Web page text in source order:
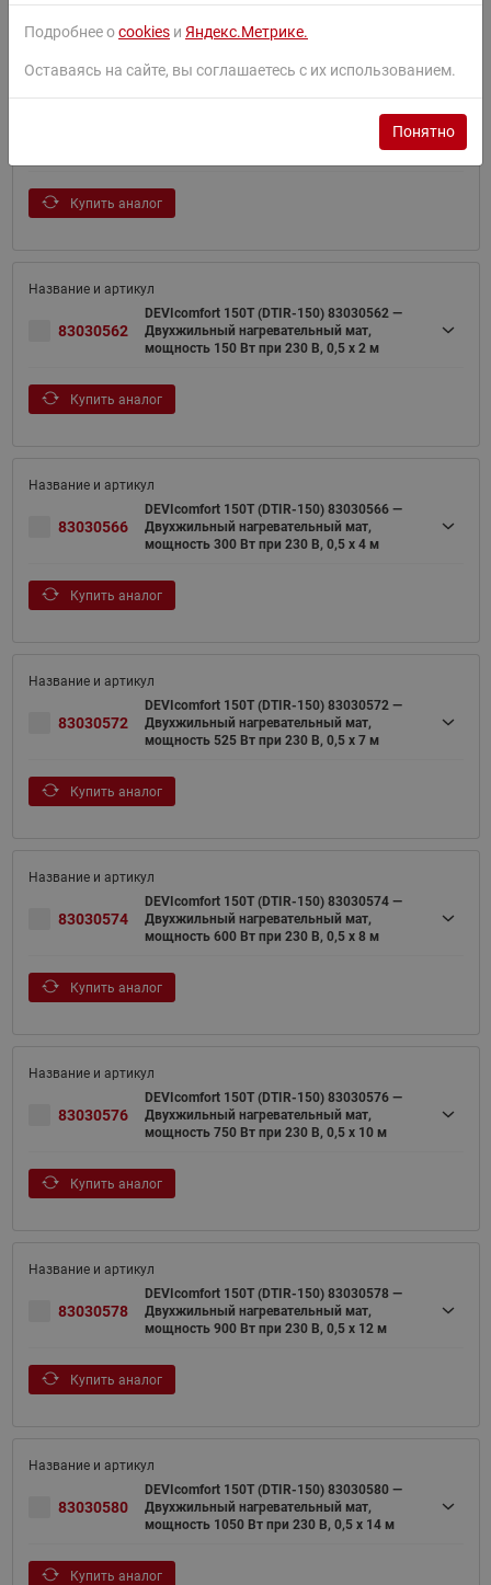
Фильтр
DEVIcomfort 150T (DTIR-150) 83030560 —
Купить аналог
83030562
DEVIcomfort 150T (DTIR-150) 83030562 —
Двухжильный нагревательный мат,
мощность 150 Вт при 230 В, 0,5 х 2 м
Купить аналог
83030566
DEVIcomfort 150T (DTIR-150) 83030566 —
Двухжильный нагревательный мат,
мощность 300 Вт при 230 В, 0,5 х 4 м
Купить аналог
83030572
DEVIcomfort 150T (DTIR-150) 83030572 —
Двухжильный нагревательный мат,
мощность 525 Вт при 230 В, 0,5 х 7 м
Купить аналог
83030574
DEVIcomfort 150T (DTIR-150) 83030574 —
Двухжильный нагревательный мат,
мощность 600 Вт при 230 В, 0,5 х 8 м
Купить аналог
83030576
DEVIcomfort 150T (DTIR-150) 83030576 —
Двухжильный нагревательный мат,
мощность 750 Вт при 230 В, 0,5 х 10 м
Купить аналог
83030578
DEVIcomfort 150T (DTIR-150) 83030578 —
Двухжильный нагревательный мат,
мощность 900 Вт при 230 В, 0,5 х 12 м
Купить аналог
83030580
DEVIcomfort 150T (DTIR-150) 83030580 —
Двухжильный нагревательный мат,
мощность 1050 Вт при 230 В, 0,5 х 14 м
Купить аналог
Подробнее оcookies и Яндекс.Метрике.
Оставаясь на сайте, вы соглашаетесь с их использованием.
Понятно